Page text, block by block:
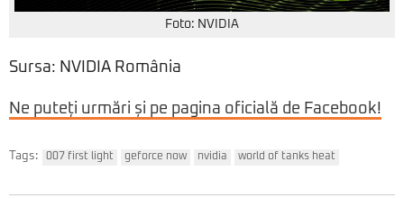
Foto: NVIDIA
Sursa: NVIDIA România
Ne puteți urmări și pe pagina oficială de Facebook!
Tags: 007 first light geforce now nvidia world of tanks heat